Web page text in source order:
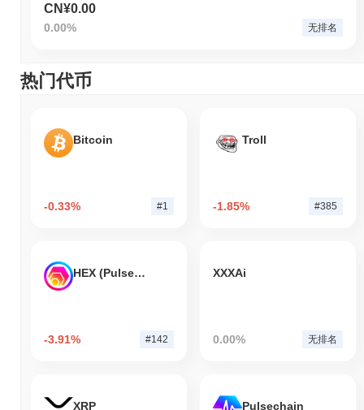
CN¥0.00
0.00% 无排名
热门代币
Bitcoin
-0.33% #1
Troll
-1.85% #385
HEX (Pulsechain)
-3.91% #142
XXXAi
0.00% 无排名
XRP Pulsechain